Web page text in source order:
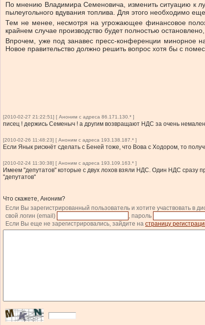
По мнению Владимира Семеновича, изменить ситуацию к
пылеугольного вдувания топлива. Для этого необходимо
Тем не менее, несмотря на угрожающее финансовое
крайнем случае производство будет полностью
Впрочем, уже под занавес пресс-конференции минорное
Новое правительство должно решить вопрос хотя бы с
[2010-02-27 21:22:51] [ Аноним с адреса 86.171.130.* ]
писец ! держись Семеныч ! а другим возвращают НДС за очень
[2010-02-26 11:48:23] [ Аноним с адреса 193.138.187.* ]
Если Янык рискнёт сделать с Беней тоже, что Вова с Ходором, то
[2010-02-24 11:30:38] [ Аноним с адреса 193.109.163.* ]
Имеем "депутатов" которые с двух лохов взяли НДС. Один НДС сразу
"депутатов"
Что скажете, Аноним?
Если Вы зарегистрированный пользователь и хотите участвовать в
свой логин (email)
, пароль
Если Вы еще не зарегистрировались, зайдите на страницу